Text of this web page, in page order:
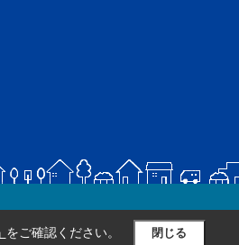
をご確認ください。 閉じる